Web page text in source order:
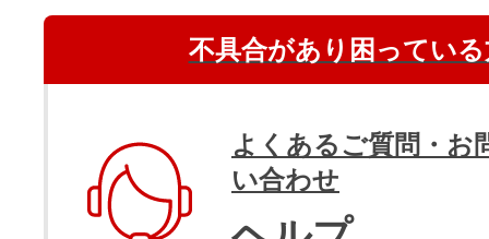
不具合があり困っている
よくあるご質問・お
い合わせ